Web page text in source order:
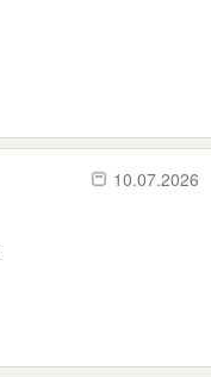
10.07.2026